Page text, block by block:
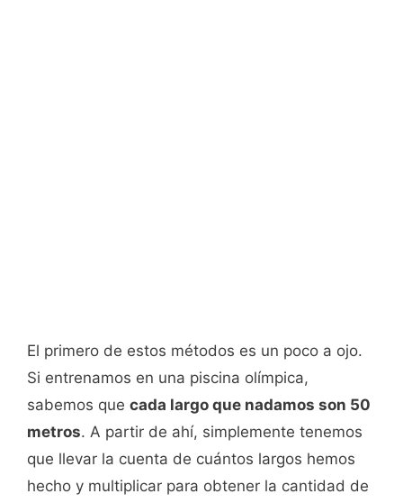
El primero de estos métodos es un poco a ojo.
Si entrenamos en una piscina olímpica,
sabemos que cada largo que nadamos son 50
metros. A partir de ahí, simplemente tenemos
que llevar la cuenta de cuántos largos hemos
hecho y multiplicar para obtener la cantidad de